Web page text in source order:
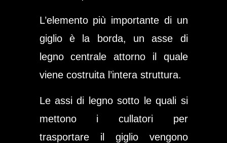
L’elemento più importante di un
giglio è la
borda, un asse di
legno centrale attorno il quale
viene costruita l’intera struttura.
Le assi di legno sotto le quali si
mettono i cullatori per
trasportare il giglio vengono